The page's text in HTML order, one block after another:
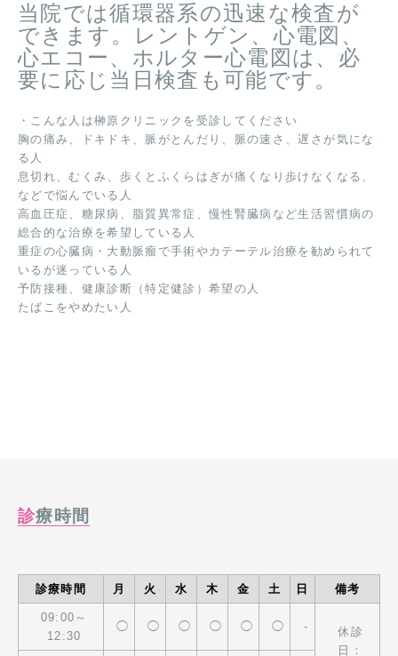
当院では循環器系の迅速な検査が
できます。レントゲン、心電図、
心エコー、ホルター心電図は、必
要に応じ当日検査も可能です。
・こんな人は榊原クリニックを受診してください
胸の痛み、ドキドキ、脈がとんだり、脈の速さ、遅さが気にな
る人
息切れ、むくみ、歩くとふくらはぎが痛くなり歩けなくなる、
などで悩んでいる人
高血圧症、糖尿病、脂質異常症、慢性腎臓病など生活習慣病の
総合的な治療を希望している人
重症の心臓病・大動脈瘤で手術やカテーテル治療を勧められて
いるが迷っている人
予防接種、健康診断（特定健診）希望の人
たばこをやめたい人
診療時間
診療時間 月 火 水 木 金 土 日 備考
09:00～
12:30
◯ ◯ ◯ ◯ ◯ ◯ -
休診
日：